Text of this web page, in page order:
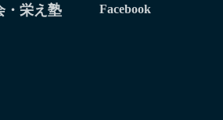
・栄え塾 Facebook